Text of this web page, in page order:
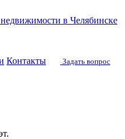
в Челябинске
Контакты
Задать вопрос